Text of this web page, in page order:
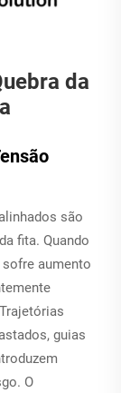
da
são
fita. Quando
aumento
guias
O